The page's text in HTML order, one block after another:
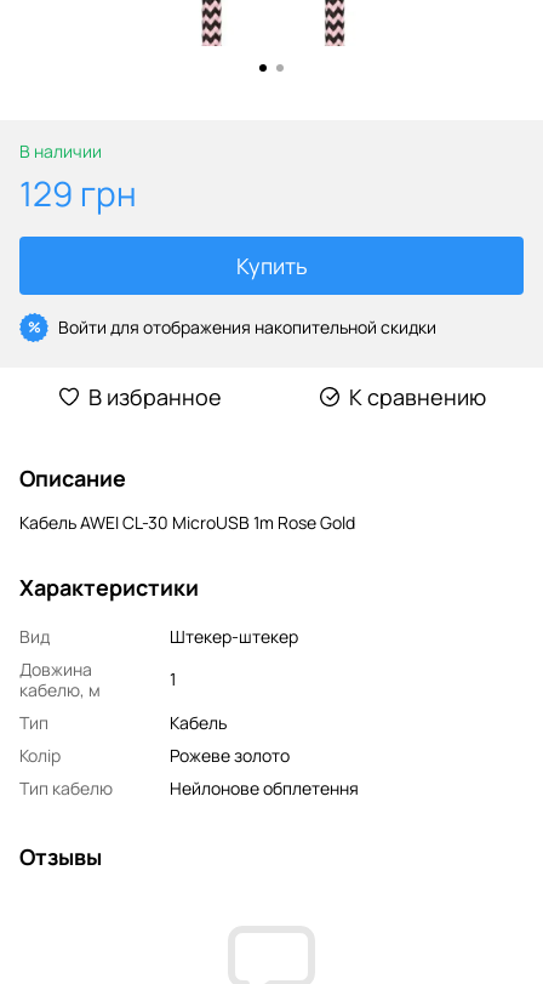
В наличии
129 грн
Купить
% Войти для отображения накопительной скидки
В избранное К сравнению
Описание
Кабель AWEI CL-30 MicroUSB 1m Rose Gold
Характеристики
Вид
Штекер-штекер
Довжина
кабелю, м
1
Тип
Кабель
Колір
Рожеве золото
Тип кабелю
Нейлонове обплетення
Отзывы